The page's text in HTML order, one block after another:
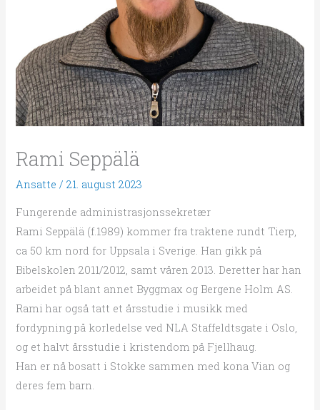
Rami Seppälä
Ansatte /21. august 2023
Fungerende administrasjonssekretær
Rami Seppälä (f.1989) kommer fra traktene rundt Tierp,
ca 50 km nord for Uppsala i Sverige. Han gikk på
Bibelskolen 2011/2012, samt våren 2013. Deretter har han
arbeidet på blant annet Byggmax og Bergene Holm AS.
Rami har også tatt et årsstudie i musikk med
fordypning på korledelse ved NLA Staffeldtsgate i Oslo,
og et halvt årsstudie i kristendom på Fjellhaug.
Han er nå bosatt i Stokke sammen med kona Vian og
deres fem barn.